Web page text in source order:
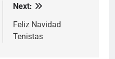
Next:
Feliz Navidad
Tenistas